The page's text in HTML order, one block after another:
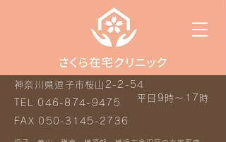
平日9時～17時
神奈川県逗子市桜山2-2-54
TEL 046-874-9475
FAX 050-3145-2736